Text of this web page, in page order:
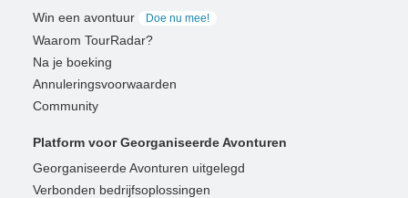
Win een avontuur
Doe nu mee!
Waarom TourRadar?
Na je boeking
Annuleringsvoorwaarden
Community
Platform voor Georganiseerde Avonturen
Georganiseerde Avonturen uitgelegd
Verbonden bedrijfsoplossingen